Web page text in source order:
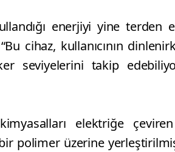
enerjiyi yine terden
cihaz, kullanıcının
seviyelerini takip
elektriğe
polimer üzerine